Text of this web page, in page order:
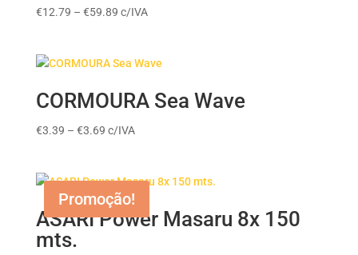
€12.79 – €59.89Price
through
c/IVA
CORMOURA Sea Wave
€3.39 – €3.69Price
through
€3.69
c/IVA
Promoção!
ASARI Power Masaru 8x 150
mts.